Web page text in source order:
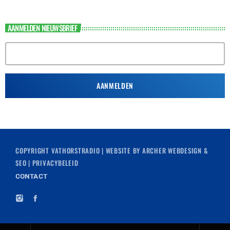
AANMELDEN NIEUWSBRIEF
COPYRIGHT VATHORSTRADIO | WEBSITE BY ARCHER WEBDESIGN &
SEO | PRIVACYBELEID
CONTACT